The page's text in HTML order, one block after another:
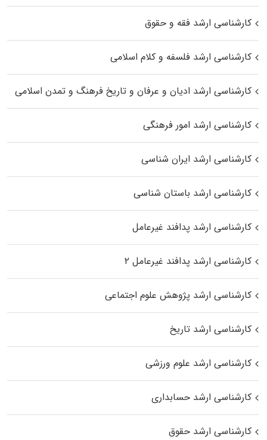
کارشناسی ارشد فقه و حقوق
کارشناسی ارشد فلسفه و کلام اسلامی
کارشناسی ارشد ادیان و عرفان و تاریخ فرهنگ و تمدن اسلامی
کارشناسی ارشد امور فرهنگی
کارشناسی ارشد ایران شناسی
کارشناسی ارشد باستان شناسی
کارشناسی ارشد پدافند غیرعامل
کارشناسی ارشد پدافند غیرعامل ۲
کارشناسی ارشد پژوهش علوم اجتماعی
کارشناسی ارشد تاریخ
کارشناسی ارشد علوم ورزشی
کارشناسی ارشد حسابداری
کارشناسی ارشد حقوق